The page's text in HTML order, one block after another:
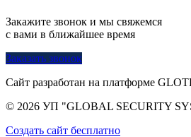
Закажите звонок и мы свяжемся
с вами в ближайшее время
Заказать звонок
Сайт разработан на платформе
© 2026 УП "GLOBAL SECURITY
Создать cайт бесплатно